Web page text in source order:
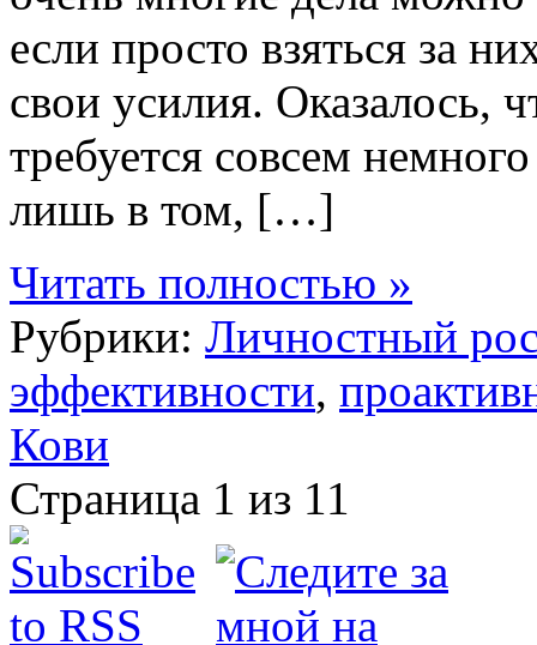
если просто взяться за
свои усилия. Оказалось,
требуется совсем
лишь в том, […]
Читать полностью »
Рубрики: Личностный
эффективности,
Кови
Страница 1 из 11